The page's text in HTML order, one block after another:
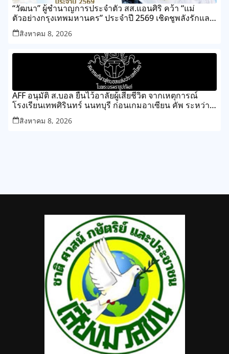
“วัฒนา” ผู้ชำนาญการประจำตัว สส.แอนศิริ คว้า “แม่
ตัวอย่างกรุงเทพมหานคร” ประจำปี 2569 เชิดชูพลังรักและ
ความเสียสละของแม่ เขตทุ่งครุ
สิงหาคม 8, 2026
AFF อนุมัติ ส.บอล ยืนไว้อาลัยผู้เสียชีวิต จากเหตุการณ์
โรงเรียนเทพศิรินทร์ นนทบุรี ก่อนเกมอาเซียน คัพ ระหว่าง
ไทย กับ เมียนมา
สิงหาคม 8, 2026